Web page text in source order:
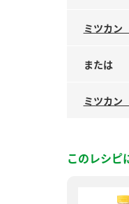
ミツカ
または
ミツカ
このレシピ